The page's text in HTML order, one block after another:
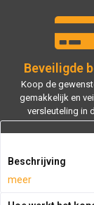
Beveiligde
Koop de
gemakkelijk en
versleuteling in
Beschrijving
meer